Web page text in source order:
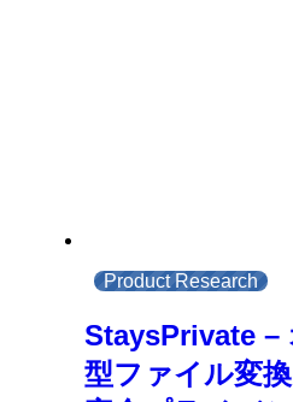
Product Research
StaysPrivate –
型ファイル変